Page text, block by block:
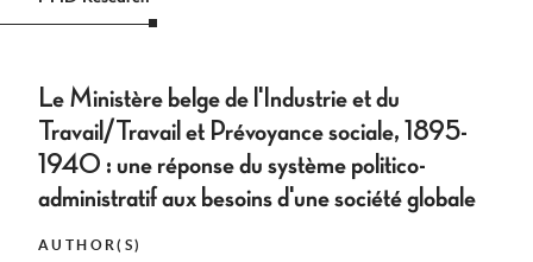
Le Ministère belge de l'Industrie et du
Travail/Travail et Prévoyance sociale, 1895-
1940 : une réponse du système politico-
administratif aux besoins d'une société globale
AUTHOR(S)